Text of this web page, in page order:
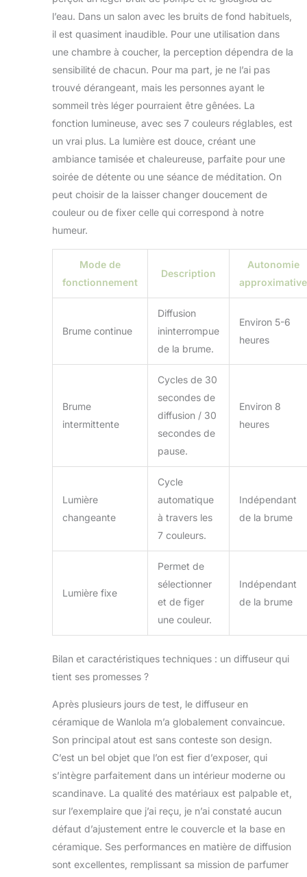
l’eau. Dans un salon avec les bruits de fond habituels,
il est quasiment inaudible. Pour une utilisation dans
une chambre à coucher, la perception dépendra de la
sensibilité de chacun. Pour ma part, je ne l’ai pas
trouvé dérangeant, mais les personnes ayant le
sommeil très léger pourraient être gênées. La
fonction lumineuse, avec ses 7 couleurs réglables, est
un vrai plus. La lumière est douce, créant une
ambiance tamisée et chaleureuse, parfaite pour une
soirée de détente ou une séance de méditation. On
peut choisir de la laisser changer doucement de
couleur ou de fixer celle qui correspond à notre
humeur.
Mode de
fonctionnement
Description
Autonomie
approximative
Brume continue
Diffusion
ininterrompue
de la brume.
Environ 5-6
heures
Brume
intermittente
Cycles de 30
secondes de
diffusion / 30
secondes de
pause.
Environ 8
heures
Lumière
changeante
Cycle
automatique
à travers les
7 couleurs.
Indépendant
de la brume
Lumière fixe
Permet de
sélectionner
et de figer
une couleur.
Indépendant
de la brume
Bilan et caractéristiques techniques : un diffuseur qui
tient ses promesses ?
Après plusieurs jours de test, le diffuseur en
céramique de Wanlola m’a globalement convaincue.
Son principal atout est sans conteste son design.
C’est un bel objet que l’on est fier d’exposer, qui
s’intègre parfaitement dans un intérieur moderne ou
scandinave. La qualité des matériaux est palpable et,
sur l’exemplaire que j’ai reçu, je n’ai constaté aucun
défaut d’ajustement entre le couvercle et la base en
céramique. Ses performances en matière de diffusion
sont excellentes, remplissant sa mission de parfumer